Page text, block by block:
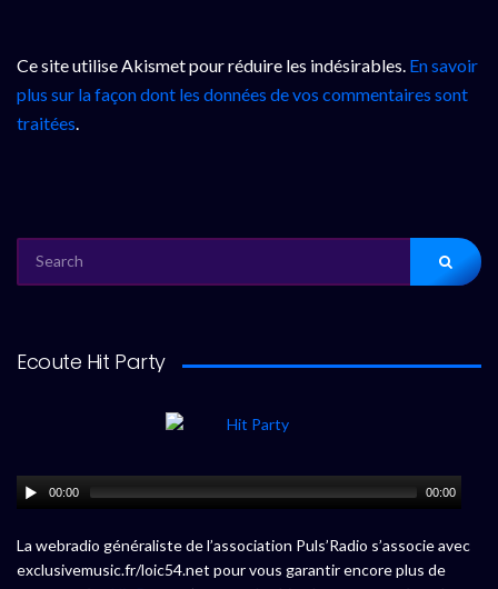
Ce site utilise Akismet pour réduire les indésirables. En savoir
plus sur la façon dont les données de vos commentaires sont
traitées.
FOR:
Ecoute Hit Party
00:00 00:00
La webradio généraliste de l’association Puls’Radio s’associe avec
exclusivemusic.fr/loic54.net pour vous garantir encore plus de